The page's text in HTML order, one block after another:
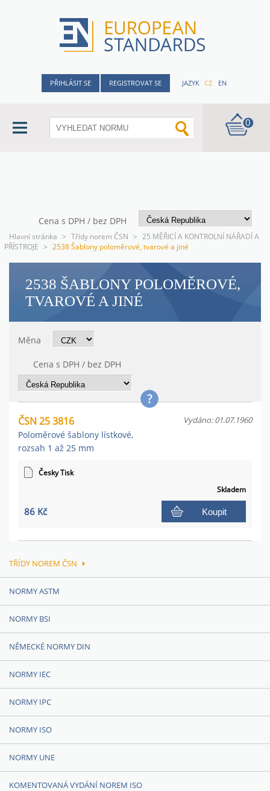
PŘIHLÁSIT SE REGISTROVAT SE JAZYK CZ EN
0
Cena s DPH / bez DPH
Hlavní stránka > Třídy norem ČSN > 25 MĚŘICÍ A KONTROLNÍ NÁŘADÍ A
PŘÍSTROJE > 2538 Šablony poloměrové, tvarové a jiné
2538 ŠABLONY POLOMĚROVÉ,
TVAROVÉ A JINÉ
Měna
Cena s DPH / bez DPH
ČSN 25 3816
Poloměrové šablony lístkové,
rozsah 1 až 25 mm
Vydáno: 01.07.1960
Česky Tisk
Skladem
86 Kč Koupit
TŘÍDY NOREM ČSN
NORMY ASTM
NORMY BSI
NĚMECKÉ NORMY DIN
NORMY IEC
NORMY IPC
NORMY ISO
NORMY UNE
KOMENTOVANÁ VYDÁNÍ NOREM ISO